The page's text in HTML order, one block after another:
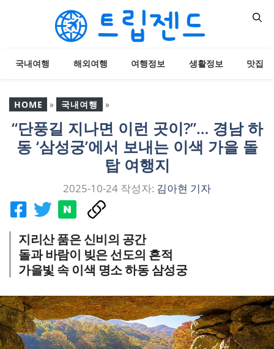
뛰
기
국내여행 해외여행 여행정보 생활정보 맛집
HOME » 국내여행 »
“단풍길 지나면 이런 곳
이?”… 경남 하동 ‘삼성궁’에
서 보내는 이색 가을 돌탑
“단풍길 지나면 이런 곳이?”… 경남 하
동 ‘삼성궁’에서 보내는 이색 가을 돌
탑 여행지
2025-10-24 작성자: 김아현 기자
지리산 품은 신비의 공간
돌과 바람이 빚은 선도의 흔적
가을빛 속 이색 명소 하동 삼성궁